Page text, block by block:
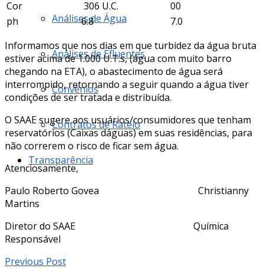
Análises de Água
Análises de Efluentes
Convênios
Contratos de Rateio
Transparência
Cor
306 U.C.
00
ph
6.8
7.0
Informamos que nos dias em que turbidez da água bruta
estiver acima de 1.000 U.T.s, (água com muito barro
chegando na ETA), o abastecimento de água será
interrompido, retornando a seguir quando a água tiver
condições de ser tratada e distribuída.
O SAAE sugere aos usuários/consumidores que tenham
reservatórios (Caixas dáguas) em suas residências, para
não correrem o risco de ficar sem água.
Atenciosamente,
Paulo Roberto Govea Christianny
Martins
Diretor do SAAE Química
Responsável
Previous Post